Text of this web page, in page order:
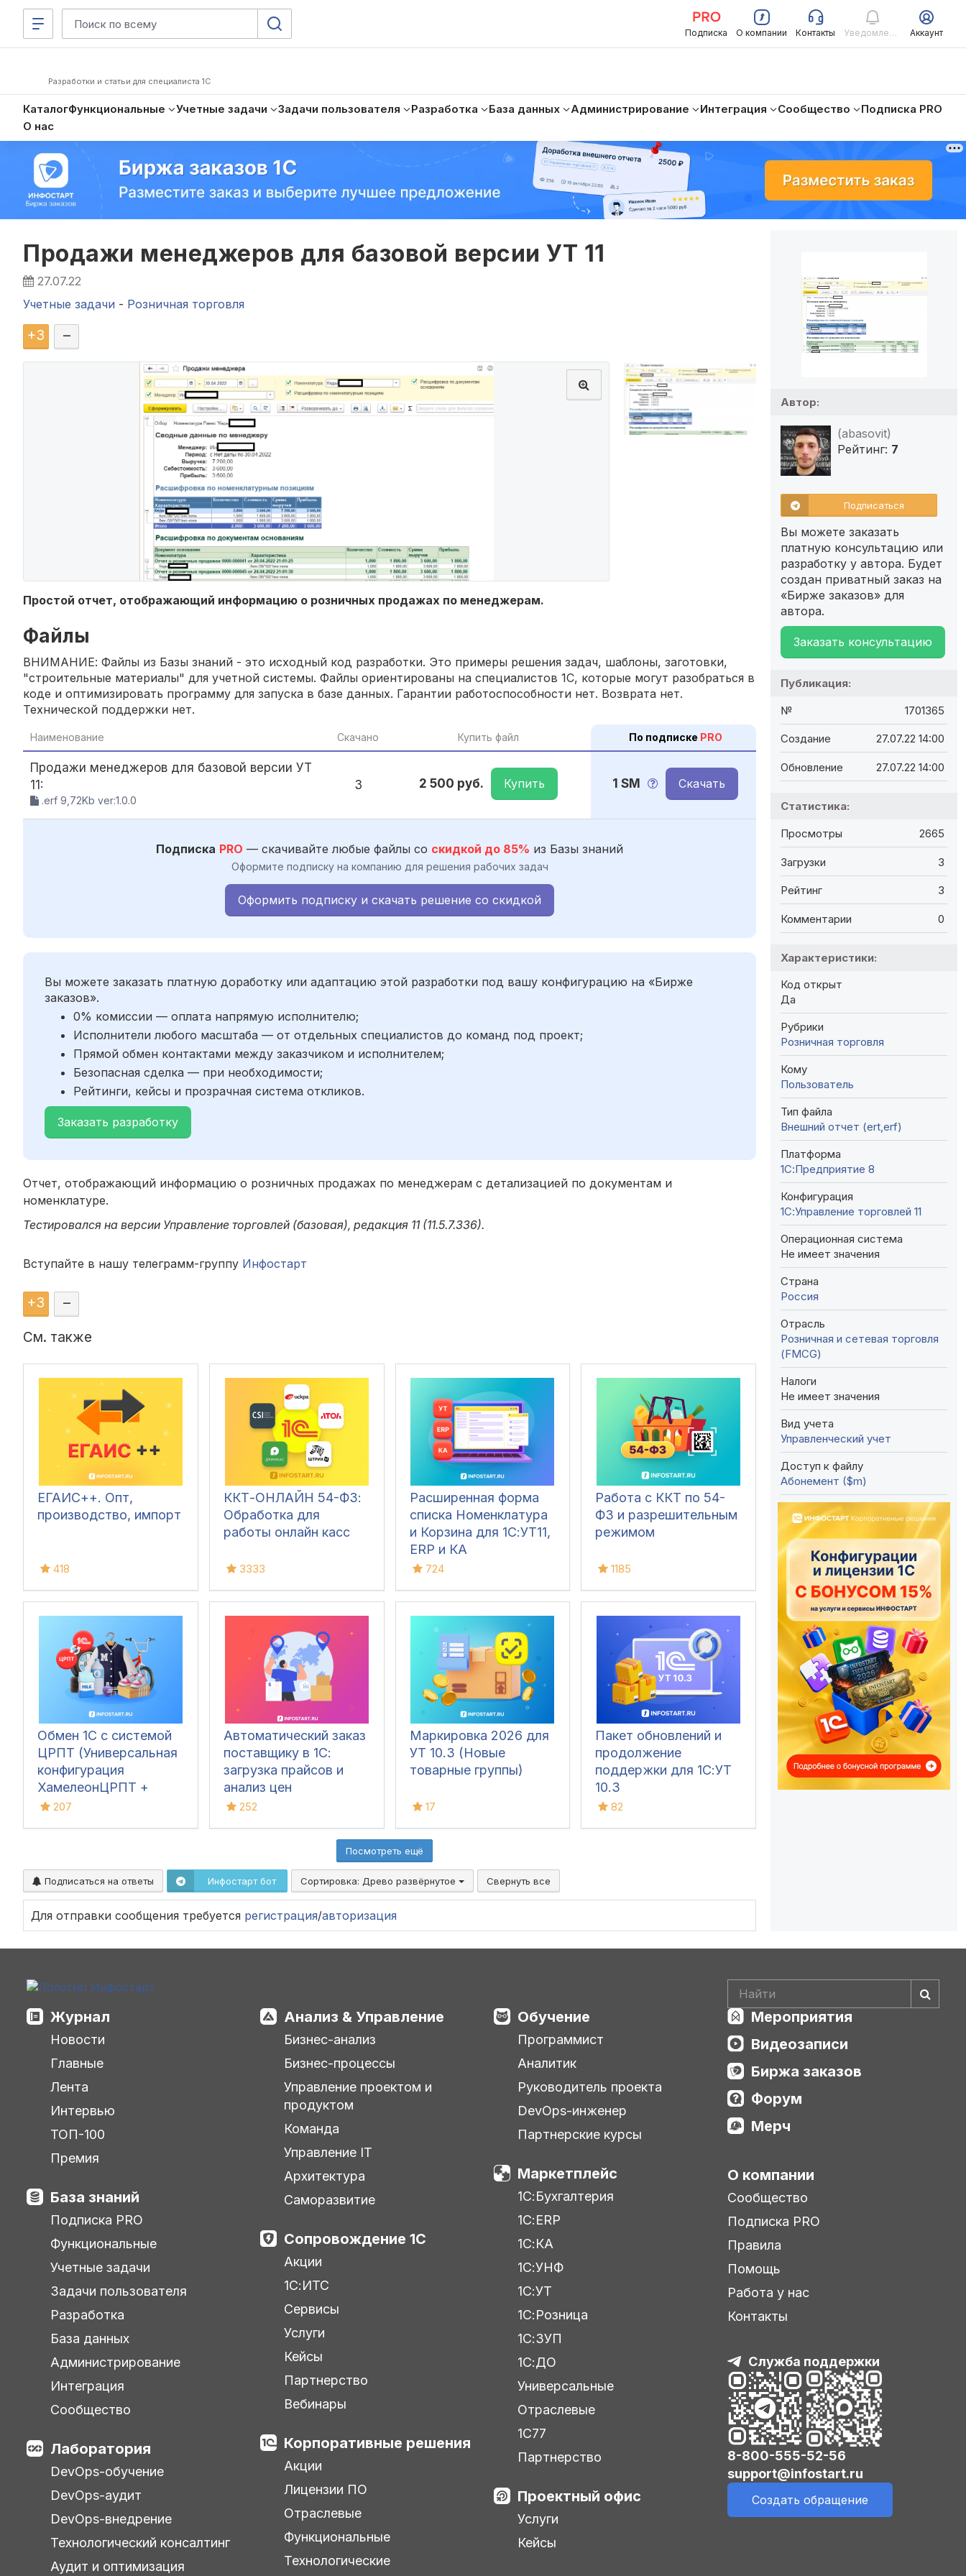
Подписка О компании Контакты Уведомления Аккаунт
Разработки и статьи для специалиста 1С
КаталогФункциональные Учетные задачи Задачи пользователя Разработка База данных Администрирование Интеграция Сообщество
Подписка PRO
О нас
Продажи менеджеров для базовой версии УТ 11
27.07.22
Учетные задачи - Розничная торговля
+3 –
Простой отчет, отображающий информацию о розничных продажах по менеджерам.
Файлы
ВНИМАНИЕ: Файлы из Базы знаний - это исходный код разработки. Это примеры решения задач, шаблоны, заготовки,
"строительные материалы" для учетной системы. Файлы ориентированы на специалистов 1С, которые могут разобраться в
коде и оптимизировать программу для запуска в базе данных. Гарантии работоспособности нет. Возврата нет.
Технической поддержки нет.
Наименование Скачано Купить файл По подписке PRO
Продажи менеджеров для базовой версии УТ
11:
.erf 9,72Kb ver:1.0.0
3 2 500 руб. Купить 1 SM Скачать
Подписка PRO — скачивайте любые файлы со скидкой до 85% из Базы знаний
Оформите подписку на компанию для решения рабочих задач
Оформить подписку и скачать решение со скидкой
Вы можете заказать платную доработку или адаптацию этой разработки под вашу конфигурацию на «Бирже
заказов».
0% комиссии — оплата напрямую исполнителю;
Исполнители любого масштаба — от отдельных специалистов до команд под проект;
Прямой обмен контактами между заказчиком и исполнителем;
Безопасная сделка — при необходимости;
Рейтинги, кейсы и прозрачная система откликов.
Заказать разработку
Отчет, отображающий информацию о розничных продажах по менеджерам с детализацией по документам и
номенклатуре.
Тестировался на версии Управление торговлей (базовая), редакция 11 (11.5.7.336).
Вступайте в нашу телеграмм-группу Инфостарт
+3 –
См. также
ЕГАИС++. Опт,
производство, импорт
418
ККТ-ОНЛАЙН 54-ФЗ:
Обработка для
работы онлайн касс
3333
Расширенная форма
списка Номенклатура
и Корзина для 1С:УТ11,
ERP и КА
724
Работа с ККТ по 54-
ФЗ и разрешительным
режимом
1185
Обмен 1С с системой
ЦРПТ (Универсальная
конфигурация
ХамелеонЦРПТ +
маркировка табака,
духов(парфюма),
питьевой воды,
велосипедов и шин)
207
Автоматический заказ
поставщику в 1С:
загрузка прайсов и
анализ цен
252
Маркировка 2026 для
УТ 10.3 (Новые
товарные группы)
17
Пакет обновлений и
продолжение
поддержки для 1С:УТ
10.3
82
Посмотреть ещё
Подписаться на ответы Инфостарт бот Сортировка: Древо развёрнутое Свернуть все
Для отправки сообщения требуется регистрация/авторизация
Автор:
(abasovit)
Рейтинг: 7
Подписаться
Вы можете заказать
платную консультацию или
разработку у автора. Будет
создан приватный заказ на
«Бирже заказов» для
автора.
Заказать консультацию
Публикация:
№ 1701365
Создание 27.07.22 14:00
Обновление 27.07.22 14:00
Статистика:
Просмотры 2665
Загрузки 3
Рейтинг 3
Комментарии 0
Характеристики:
Код открыт
Да
Рубрики
Розничная торговля
Кому
Пользователь
Тип файла
Внешний отчет (ert,erf)
Платформа
1С:Предприятие 8
Конфигурация
1С:Управление торговлей 11
Операционная система
Не имеет значения
Страна
Россия
Отрасль
Розничная и сетевая торговля
(FMCG)
Налоги
Не имеет значения
Вид учета
Управленческий учет
Доступ к файлу
Абонемент ($m)
Журнал
Новости
Главные
Лента
Интервью
ТОП-100
Премия
База знаний
Подписка PRO
Функциональные
Учетные задачи
Задачи пользователя
Разработка
База данных
Администрирование
Интеграция
Сообщество
Лаборатория
DevOps-обучение
DevOps-аудит
DevOps-внедрение
Технологический консалтинг
Аудит и оптимизация
Анализ & Управление
Бизнес-анализ
Бизнес-процессы
Управление проектом и
продуктом
Команда
Управление IT
Архитектура
Саморазвитие
Сопровождение 1С
Акции
1С:ИТС
Сервисы
Услуги
Кейсы
Партнерство
Вебинары
Корпоративные решения
Акции
Лицензии ПО
Отраслевые
Функциональные
Технологические
Обучение
Программист
Аналитик
Руководитель проекта
DevOps-инженер
Партнерские курсы
Маркетплейс
1С:Бухгалтерия
1С:ERP
1С:КА
1С:УНФ
1С:УТ
1С:Розница
1С:ЗУП
1С:ДО
Универсальные
Отраслевые
1С77
Партнерство
Проектный офис
Услуги
Кейсы
Мероприятия
Видеозаписи
Биржа заказов
Форум
Мерч
О компании
Сообщество
Подписка PRO
Правила
Помощь
Работа у нас
Контакты
Служба поддержки
8-800-555-52-56
support@infostart.ru
Создать обращение